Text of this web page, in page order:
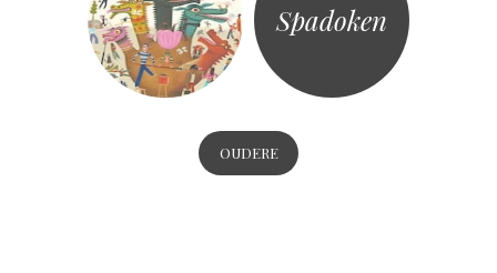
Spadoken
OUDERE